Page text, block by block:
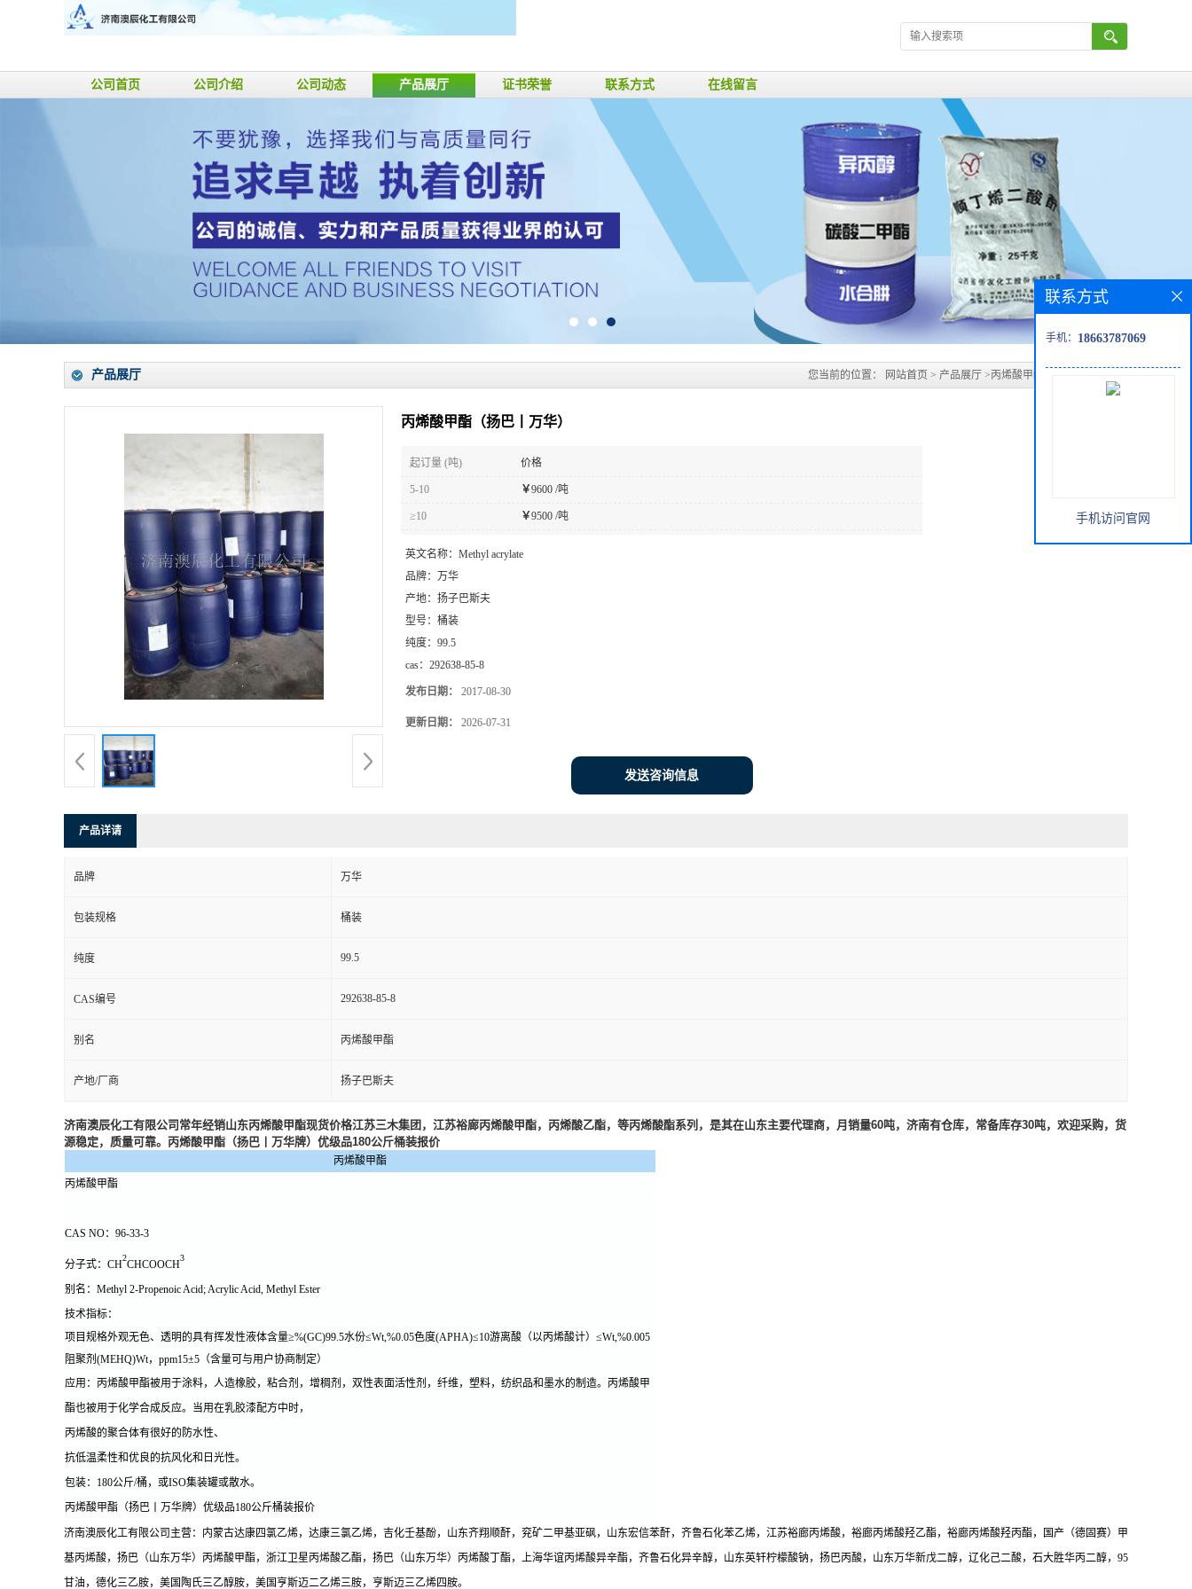
公司首页 公司介绍 公司动态 产品展厅 证书荣誉 联系方式 在线留言
产品展厅 您当前的位置： 网站首页 > 产品展厅 >丙烯酸甲酯（扬巴丨万华）
丙烯酸甲酯（扬巴丨万华）
起订量 (吨) 价格
5-10 ￥9600 /吨
≥10 ￥9500 /吨
英文名称： Methyl acrylate
品牌： 万华
产地： 扬子巴斯夫
型号： 桶装
纯度： 99.5
cas： 292638-85-8
发布日期： 2017-08-30
更新日期： 2026-07-31
发送咨询信息
产品详请
品牌 万华
包装规格 桶装
纯度 99.5
CAS编号 292638-85-8
别名 丙烯酸甲酯
产地/厂商 扬子巴斯夫
济南澳辰化工有限公司常年经销山东丙烯酸甲酯现货价格江苏三木集团， 江苏裕廊丙烯酸甲酯，丙烯酸乙酯，等丙烯酸酯系列，是其在山东主要代理商，月销量60吨，济南有仓库，常备库存30吨，欢迎采购，货
源稳定，质量可靠。丙烯酸甲酯（扬巴丨万华牌）优级品180公斤桶装报价
丙烯酸甲酯
丙烯酸甲酯
CAS NO： 96-33-3
分子式： CH
2
CHCOOCH
3
别名： Methyl 2-Propenoic Acid; Acrylic Acid, Methyl Ester
技术指标：
项目规格外观无色、透明的具有挥发性液体含量≥%(GC)99.5水份≤Wt,%0.05色度(APHA)≤10游离酸（以丙烯酸计）≤Wt,%0.005
阻聚剂(MEHQ)Wt，ppm15±5（含量可与用户协商制定）
应用： 丙烯酸甲酯被用于涂料，人造橡胶，粘合剂，增稠剂，双性表面活性剂，纤维，塑料，纺织品和墨水的制造。丙烯酸甲
酯也被用于化学合成反应。当用在乳胶漆配方中时，
丙烯酸的聚合体有很好的防水性、
抗低温柔性和优良的抗风化和日光性。
包装： 180公斤/桶，或ISO集装罐或散水。
丙烯酸甲酯（扬巴丨万华牌）优级品180公斤桶装报价
济南澳辰化工有限公司主营：内蒙古达康四氯乙烯，达康三氯乙烯，吉化壬基酚，山东齐翔顺酐，兖矿二甲基亚砜，山东宏信苯酐，齐鲁石化苯乙烯，江苏裕廊丙烯酸，裕廊丙烯酸羟乙酯，裕廊丙烯酸羟丙酯，国产（德固赛）甲
基丙烯酸，扬巴（山东万华）丙烯酸甲酯，浙江卫星丙烯酸乙酯，扬巴（山东万华）丙烯酸丁酯，上海华谊丙烯酸异辛酯，齐鲁石化异辛醇，山东英轩柠檬酸钠，扬巴丙酸，山东万华新戊二醇，辽化己二酸，石大胜华丙二醇，95
甘油，德化三乙胺，美国陶氏三乙醇胺，美国亨斯迈二乙烯三胺，亨斯迈三乙烯四胺。
联系方式
手机： 18663787069
手机访问官网